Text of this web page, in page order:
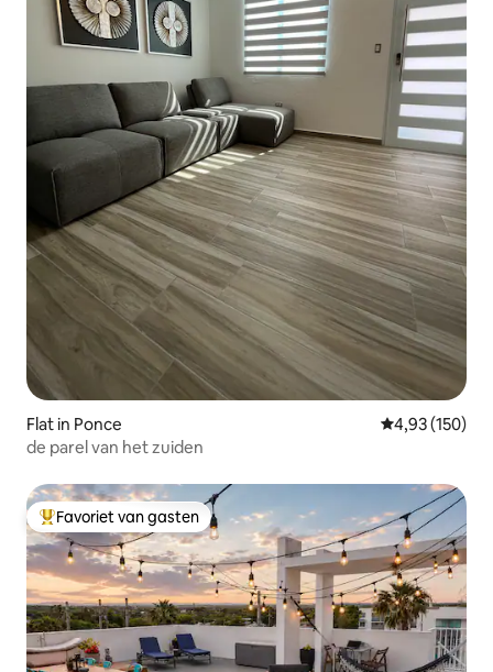
Flat in Ponce Gemiddelde
4,93 (150)
de parel van het zuiden
Topfavoriet van gasten
Favoriet van gasten